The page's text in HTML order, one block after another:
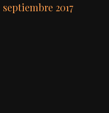
septiembre 2017